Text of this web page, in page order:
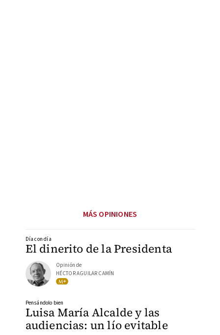
MÁS OPINIONES
El dinerito de la Presidenta
Día con día
Opinión de
HÉCTOR AGUILAR CAMÍN
Luisa María Alcalde y las
audiencias: un lío evitable
Pensándolo bien